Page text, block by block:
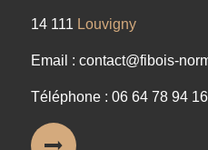
14 111 Louvigny
Email : contact@fibois-
Téléphone : 06 64 78 94 16